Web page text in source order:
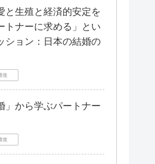
と生殖と経済的安定を
トナーに求める」とい
ション：日本の結婚の
境
」から学ぶパートナー
境